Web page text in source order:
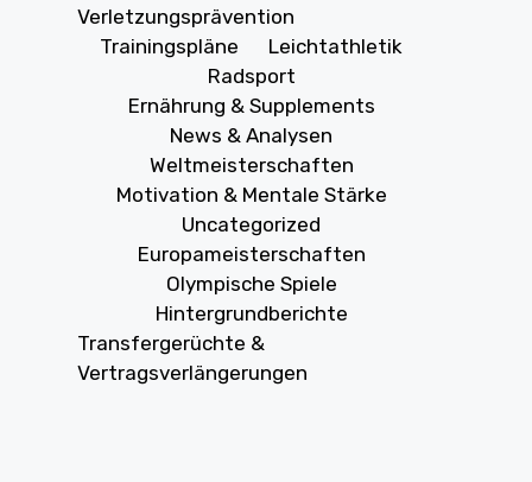
Verletzungsprävention
Trainingspläne
Leichtathletik
Radsport
Ernährung & Supplements
News & Analysen
Weltmeisterschaften
Motivation & Mentale Stärke
Uncategorized
Europameisterschaften
Olympische Spiele
Hintergrundberichte
Transfergerüchte &
Vertragsverlängerungen